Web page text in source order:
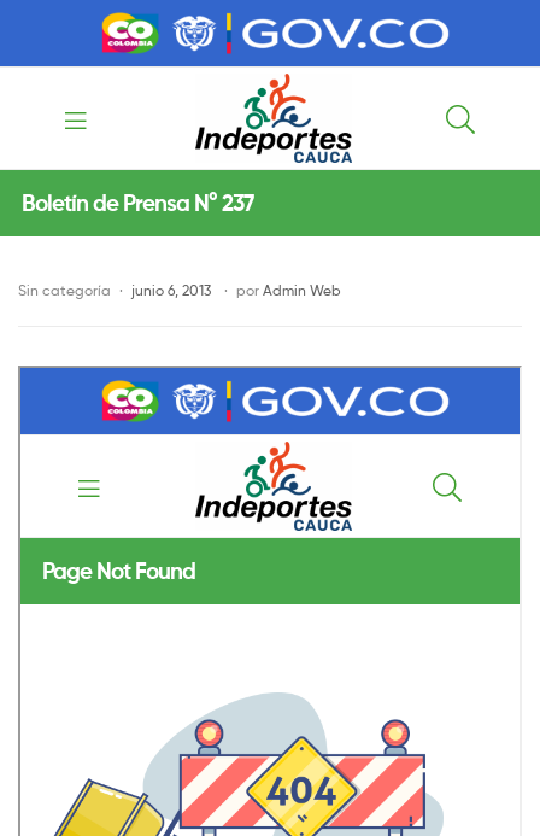
Indeportes
Cauca
Boletín de Prensa N° 237
Sin categoría junio 6, 2013 por Admin Web